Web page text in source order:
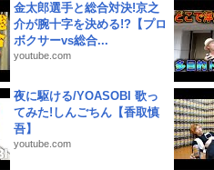
金太郎選手と総合対決!京之
介が腕十字を決める!?【プロ
ボクサーvs総合...
youtube.com
夜に駆ける/YOASOBI 歌っ
てみた!しんごちん【香取慎
吾】
youtube.com